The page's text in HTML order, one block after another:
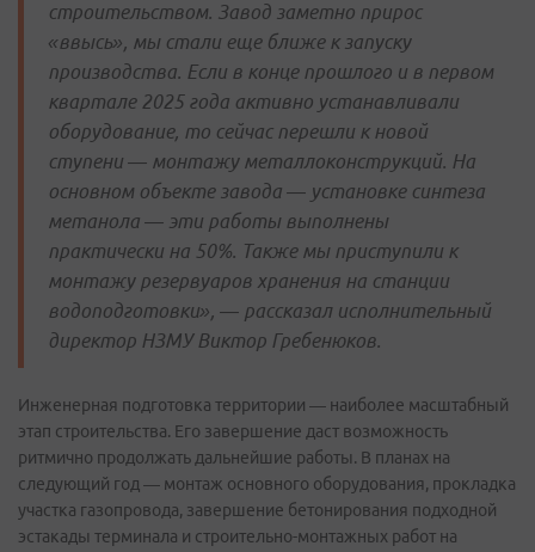
строительством. Завод заметно прирос
«ввысь», мы стали еще ближе к запуску
производства. Если в конце прошлого и в первом
квартале 2025 года активно устанавливали
оборудование, то сейчас перешли к новой
ступени — монтажу металлоконструкций. На
основном объекте завода — установке синтеза
метанола — эти работы выполнены
практически на 50%. Также мы приступили к
монтажу резервуаров хранения на станции
водоподготовки», — рассказал исполнительный
директор НЗМУ Виктор Гребенюков.
Инженерная подготовка территории — наиболее масштабный
этап строительства. Его завершение даст возможность
ритмично продолжать дальнейшие работы. В планах на
следующий год — монтаж основного оборудования, прокладка
участка газопровода, завершение бетонирования подходной
эстакады терминала и строительно-монтажных работ на